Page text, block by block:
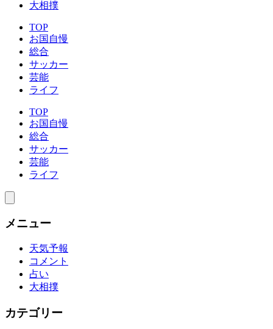
大相撲
TOP
お国自慢
総合
サッカー
芸能
ライフ
TOP
お国自慢
総合
サッカー
芸能
ライフ
メニュー
天気予報
コメント
占い
大相撲
カテゴリー